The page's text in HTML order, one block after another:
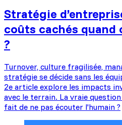
Stratégie
coûts cachés quand
?
Turnover, culture fragilisée,
stratégie se décide sans les
2e article explore les impacts
avec le terrain. La vraie
fait de ne pas écouter l'humain ?